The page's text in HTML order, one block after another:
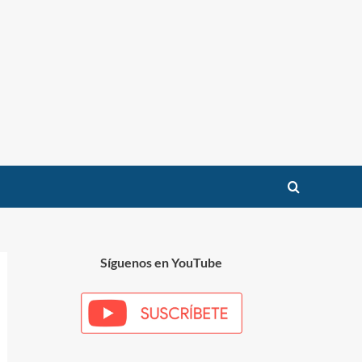
Síguenos en YouTube